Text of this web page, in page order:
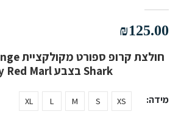
₪125.00
Shark בצבע Berry Red Marl
מידה XS
S
M
L
XL